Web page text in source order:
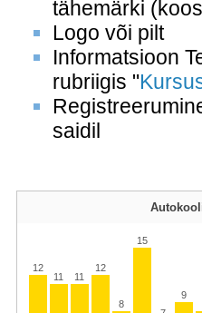
tähemärki
Logo või pilt
Informatsioon
rubriigis "
saidil
12
11 11
12
8
15
9